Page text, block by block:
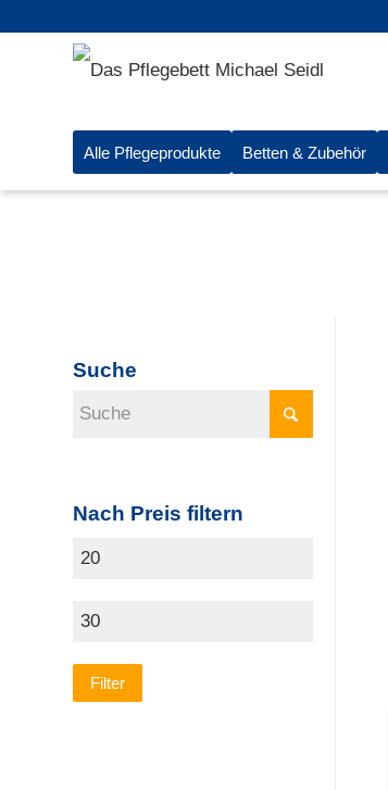
Alle Pflegeprodukte Betten & Zubehör
Suche
Nach Preis filtern
Filter